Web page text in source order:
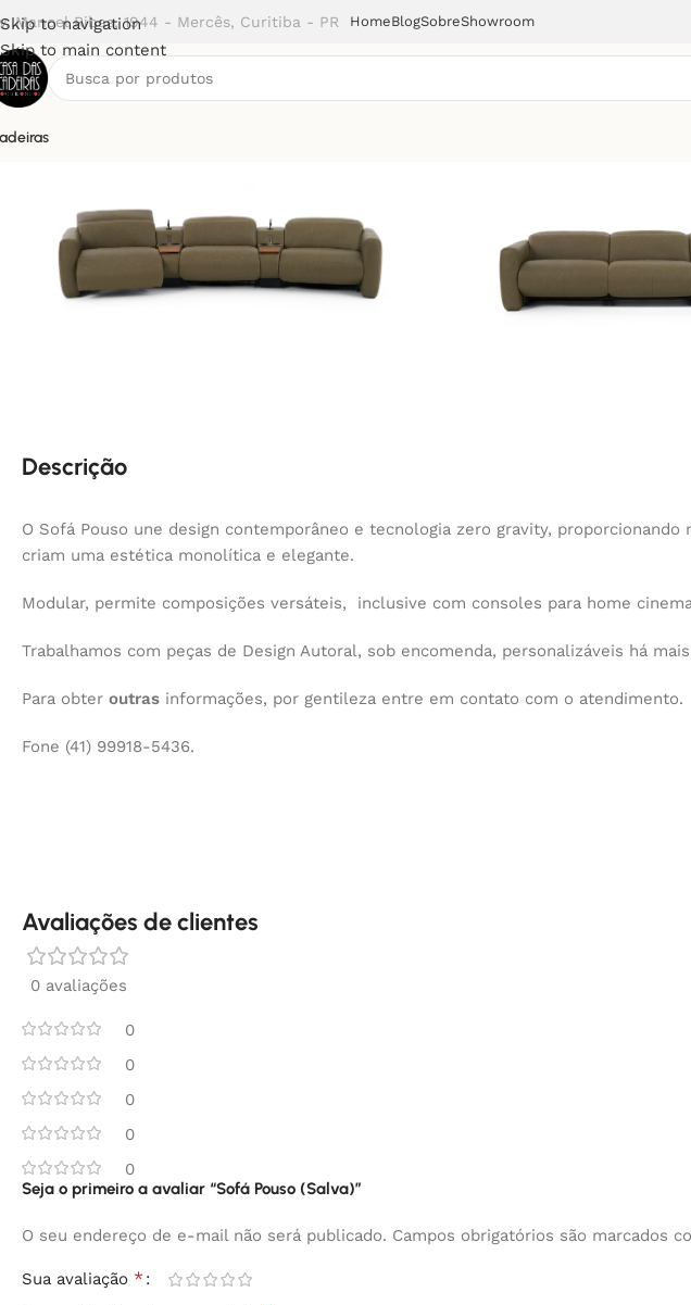
Skip to navigation
Skip to main content
Manoel Ribas, 1944 - Mercês, Curitiba - PR HomeBlogSobreShowroom
Descrição
O Sofá Pouso une design contemporâneo e tecnologia zero gravity,
criam uma estética monolítica e elegante.
Modular, permite composições versáteis, inclusive com consoles para home
Trabalhamos com peças de Design Autoral, sob encomenda, personalizáveis há
Para obter outras informações, por gentileza entre em contato com o atendimento.
Fone (41) 99918-5436.
Avaliações de clientes
0 avaliações
0
0
0
0
0
Seja o primeiro a avaliar “Sofá Pouso (Salva)”
O seu endereço de e-mail não será publicado. Campos obrigatórios são marcados
Sua avaliação *